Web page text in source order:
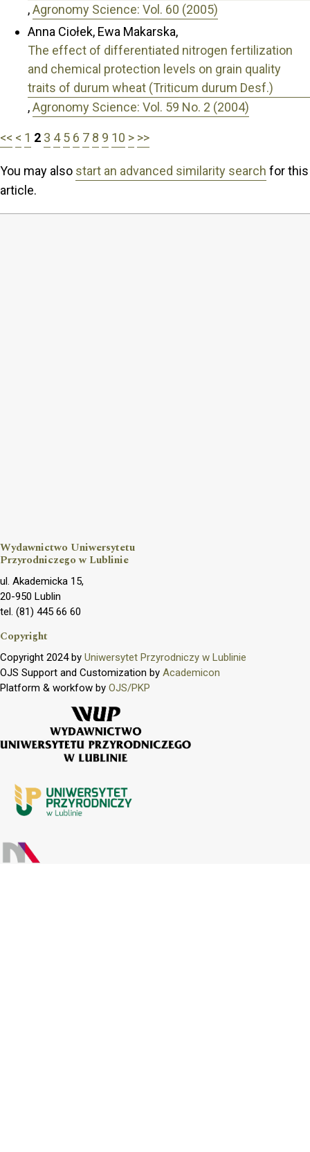
,Agronomy Science: Vol. 60 (2005)
Anna Ciołek, Ewa Makarska,
The effect of differentiated nitrogen fertilization
and chemical protection levels on grain quality
traits of durum wheat (Triticum durum Desf.)
,Agronomy Science: Vol. 59 No. 2 (2004)
<< < 1 2 3 4 5 6 7 8 9 10 > >>
You may also start an advanced similarity search for this
article.
Wydawnictwo Uniwersytetu
Przyrodniczego w Lublinie
ul. Akademicka 15,
20-950 Lublin
tel. (81) 445 66 60
Copyright
Copyright 2024 by Uniwersytet Przyrodniczy w Lublinie
OJS Support and Customization by Academicon
Platform & workfow by OJS/PKP